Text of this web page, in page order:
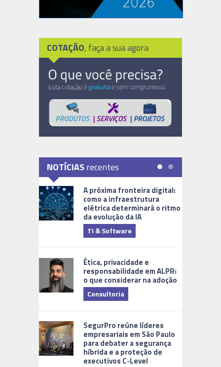
COTAÇÃO, faça a sua agora
NOTÍCIASrecentes
A próxima fronteira digital:
como a infraestrutura
elétrica determinará o ritmo
da evolução da IA
TI & Software
Ética, privacidade e
responsabilidade em ALPR:
o que considerar na adoção
Consultoria
SegurPro reúne líderes
empresariais em São Paulo
para debater a segurança
híbrida e a proteção de
executivos C-Level